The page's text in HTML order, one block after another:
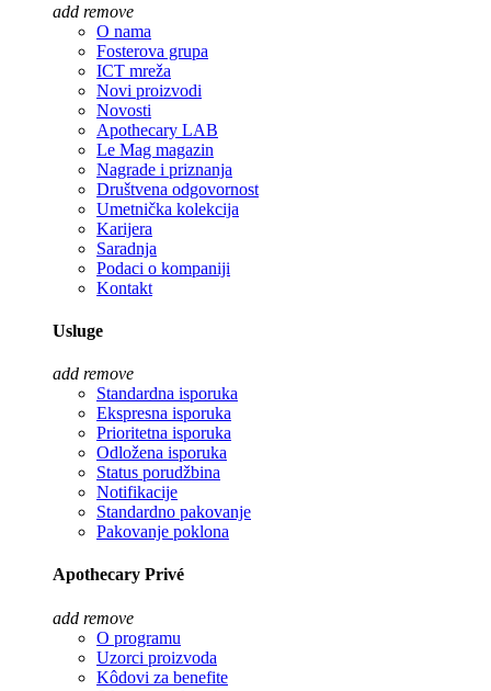
add remove
O nama
Fosterova grupa
ICT mreža
Novi proizvodi
Novosti
Apothecary LAB
Le Mag magazin
Nagrade i priznanja
Društvena odgovornost
Umetnička kolekcija
Karijera
Saradnja
Podaci o kompaniji
Kontakt
Usluge
add remove
Standardna isporuka
Ekspresna isporuka
Prioritetna isporuka
Odložena isporuka
Status porudžbina
Notifikacije
Standardno pakovanje
Pakovanje poklona
Apothecary Privé
add remove
O programu
Uzorci proizvoda
Kôdovi za benefite